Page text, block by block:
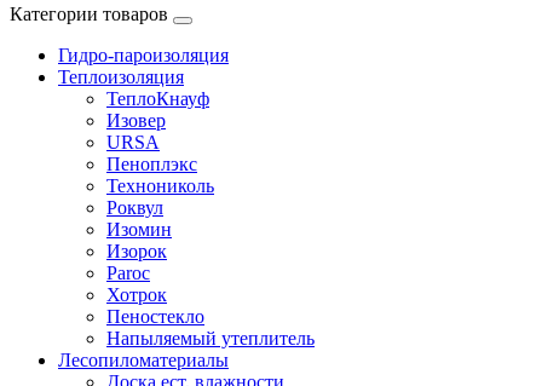
Категории товаров
Гидро-пароизоляция
Теплоизоляция
ТеплоКнауф
Изовер
URSA
Пеноплэкс
Технониколь
Роквул
Изомин
Изорок
Paroc
Хотрок
Пеностекло
Напыляемый утеплитель
Лесопиломатериалы
Доска ест. влажности